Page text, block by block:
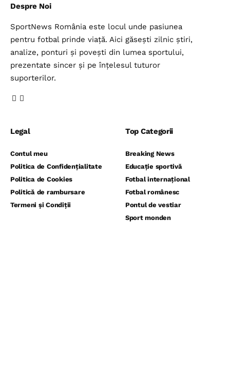
Despre Noi
SportNews România este locul unde pasiunea
pentru fotbal prinde viață. Aici găsești zilnic știri,
analize, ponturi și povești din lumea sportului,
prezentate sincer și pe înțelesul tuturor
suporterilor.
Legal
Contul meu
Politica de Confidențialitate
Politica de Cookies
Politică de rambursare
Termeni și Condiții
Top Categorii
Breaking News
Educație sportivă
Fotbal internațional
Fotbal românesc
Pontul de vestiar
Sport monden